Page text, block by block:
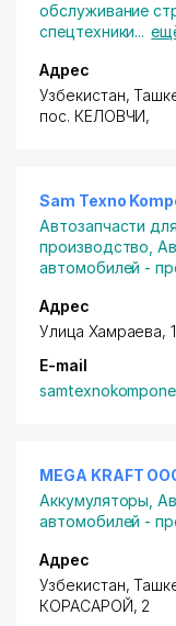
обслуживание
спецтехники...
Адрес
Узбекистан,
пос. КЕЛОВЧИ,
Sam Texno
Автозапчасти
производство ,
автомобилей -
Адрес
Улица Хамраева,
E-mail
MEGA KRAFT
Аккумуляторы ,
автомобилей -
Адрес
Узбекистан,
КОРАСАРОЙ, 2